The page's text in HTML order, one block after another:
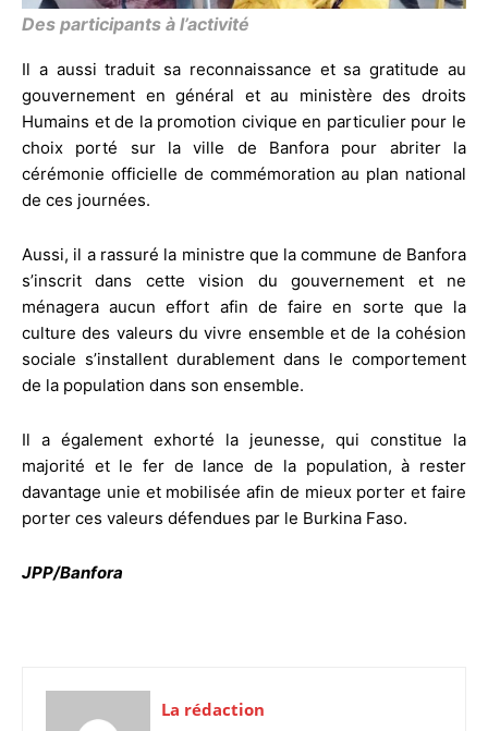
Des participants à l’activité
Il a aussi traduit sa reconnaissance et sa gratitude au
gouvernement en général et au ministère des droits
Humains et de la promotion civique en particulier pour le
choix porté sur la ville de Banfora pour abriter la
cérémonie officielle de commémoration au plan national
de ces journées.
Aussi, il a rassuré la ministre que la commune de Banfora
s’inscrit dans cette vision du gouvernement et ne
ménagera aucun effort afin de faire en sorte que la
culture des valeurs du vivre ensemble et de la cohésion
sociale s’installent durablement dans le comportement
de la population dans son ensemble.
Il a également exhorté la jeunesse, qui constitue la
majorité et le fer de lance de la population, à rester
davantage unie et mobilisée afin de mieux porter et faire
porter ces valeurs défendues par le Burkina Faso.
JPP/Banfora
La rédaction